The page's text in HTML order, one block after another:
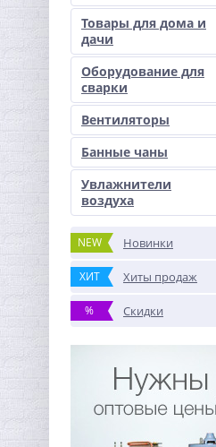
Товары для дома и
дачи
Оборудование для
сварки
Вентиляторы
Банные чаны
Увлажнители
воздуха
NEW Новинки
ХИТ Хиты продаж
% Скидки